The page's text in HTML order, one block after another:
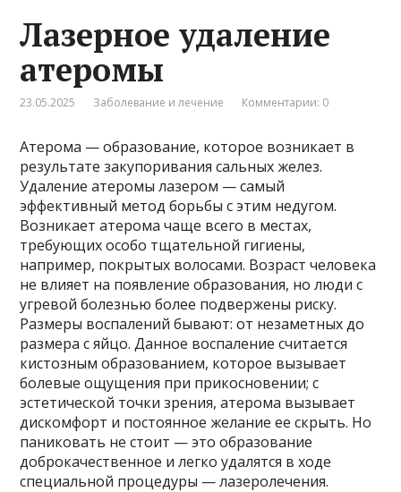
Лазерное удаление
атеромы
23.05.2025 Заболевание и лечение Комментарии: 0
Атерома — образование, которое возникает в
результате закупоривания сальных желез.
Удаление атеромы лазером — самый
эффективный метод борьбы с этим недугом.
Возникает атерома чаще всего в местах,
требующих особо тщательной гигиены,
например, покрытых волосами. Возраст человека
не влияет на появление образования, но люди с
угревой болезнью более подвержены риску.
Размеры воспалений бывают: от незаметных до
размера с яйцо. Данное воспаление считается
кистозным образованием, которое вызывает
болевые ощущения при прикосновении; с
эстетической точки зрения, атерома вызывает
дискомфорт и постоянное желание ее скрыть. Но
паниковать не стоит — это образование
доброкачественное и легко удалятся в ходе
специальной процедуры — лазеролечения.